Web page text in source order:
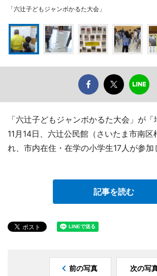
「六辻子どもジャンボかるた大会」
「六辻子どもジャンボかるた大会」が
11月14日、六辻公民館（さいたま市南
れ、市内在住・在学の小学生17人が参加
記事を読む
前の写真 次の写